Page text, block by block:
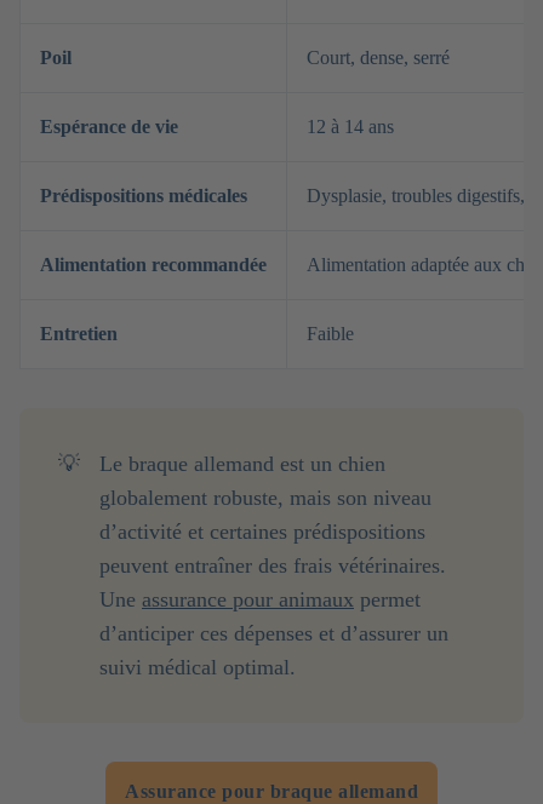
Poil Court, dense, serré
Espérance de vie 12 à 14 ans
Prédispositions médicales Dysplasie, troubles digestifs,
Alimentation recommandée Alimentation adaptée aux
Entretien Faible
💡
Le braque allemand est un chien
globalement robuste, mais son niveau
d’activité et certaines prédispositions
peuvent entraîner des frais vétérinaires.
Une assurance pour animaux permet
d’anticiper ces dépenses et d’assurer un
suivi médical optimal.
Assurance pour braque allemand